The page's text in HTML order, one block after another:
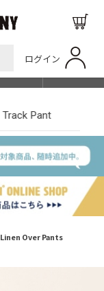
ログイン
SHOP LIST
Track Pant
Linen Over Pants